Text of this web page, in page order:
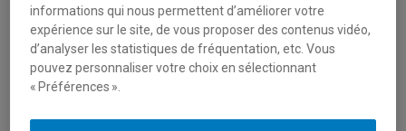
aux services liés aux collections de l’UQAM.
Explorer cette section
informations qui nous permettent d’améliorer votre
expérience sur le site, de vous proposer des contenus vidéo,
d’analyser les statistiques de fréquentation, etc. Vous
pouvez personnaliser votre choix en sélectionnant
« Préférences ».